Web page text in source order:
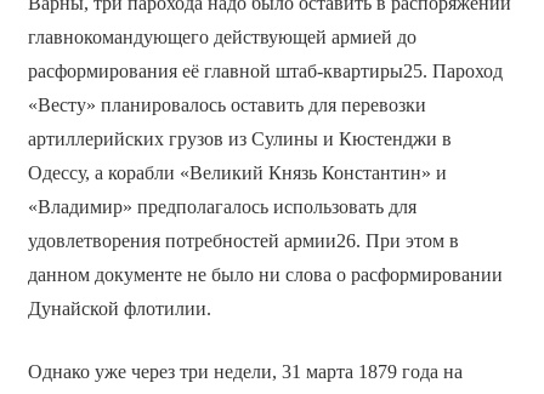
главнокомандующего действующей армией до
расформирования её главной штаб-квартиры25. Пароход
«Весту» планировалось оставить для перевозки
артиллерийских грузов из Сулины и Кюстенджи в
Одессу, а корабли «Великий Князь Константин» и
«Владимир» предполагалось использовать для
удовлетворения потребностей армии26. При этом в
данном документе не было ни слова о расформировании
Дунайской флотилии.
Однако уже через три недели, 31 марта 1879 года на